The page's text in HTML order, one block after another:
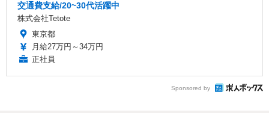
交通費支給/20~30代活躍中
株式会社Tetote
東京都
月給27万円～34万円
正社員
Sponsored by